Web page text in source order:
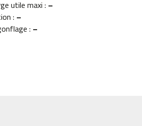
utile maxi : –
: –
: –